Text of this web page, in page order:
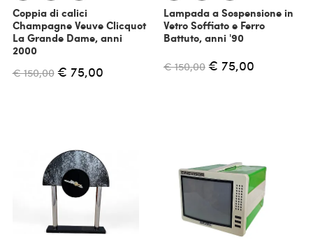
Coppia di calici
Champagne Veuve Clicquot
La Grande Dame, anni
2000
€ 150,00 € 75,00
Lampada a Sospensione in
Vetro Soffiato e Ferro
Battuto, anni '90
€ 150,00 € 75,00